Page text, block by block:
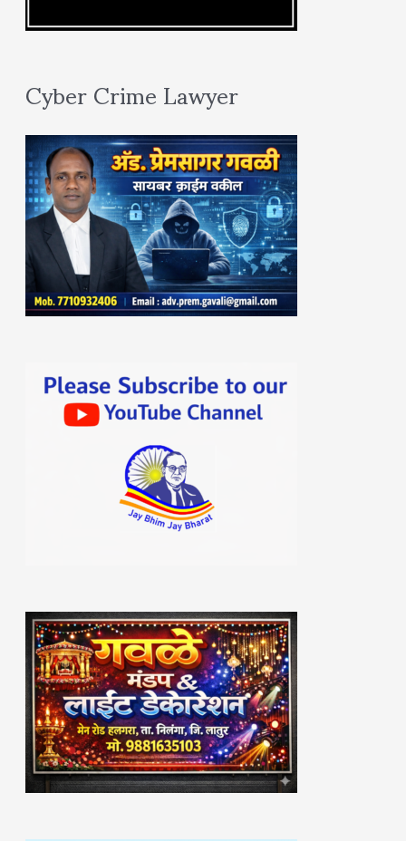
Cyber Crime Lawyer